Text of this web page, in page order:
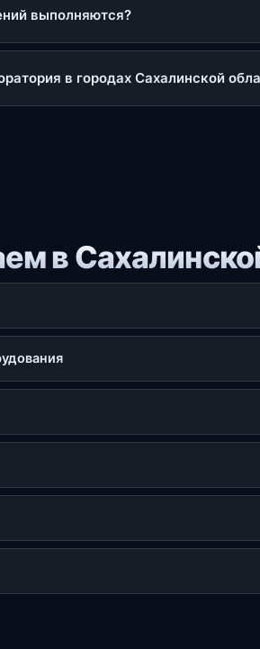
выполняются?
в городах Сахалинской
в